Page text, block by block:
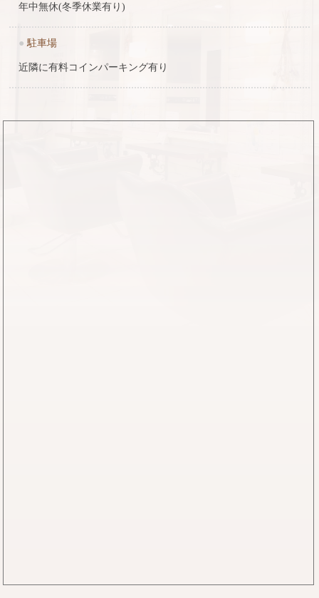
年中無休(冬季休業有り)
● 駐車場
近隣に有料コインパーキング有り